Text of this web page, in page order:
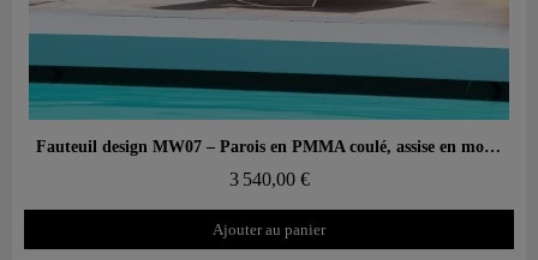
Aperçu rapide Fauteuil design MW07 – Parois en PMMA coulé, assise en mousse alvéolaire
3 540,00 €
Ajouter au panier